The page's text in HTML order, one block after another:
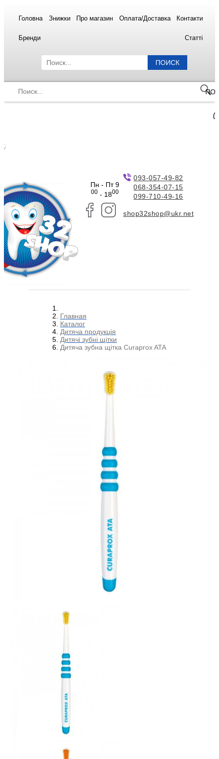
Головна Знижки Про магазин Оплата/Доставка Контакти
Бренди Статті
ПОИСК
Пн - Пт 9
00- 1800
093-057-49-82
068-354-07-15
099-710-49-16
shop32shop@ukr.net
Главная
Каталог
Дитяча продукція
Дитячі зубні щітки
Дитяча зубна щітка Сuraprox ATA